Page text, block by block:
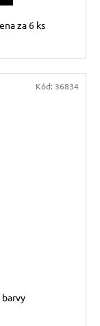
za 6 ks
barvy
Kód: 36834